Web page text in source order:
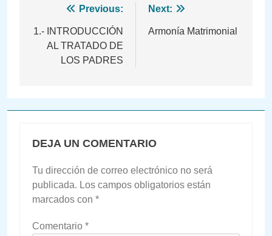
Navegación
de
entradas
Previous:
1.- INTRODUCCIÓN
AL TRATADO DE
LOS PADRES
Next:
Armonía Matrimonial
DEJA UN COMENTARIO
Tu dirección de correo electrónico no será
publicada. Los campos obligatorios están
marcados con *
Comentario *